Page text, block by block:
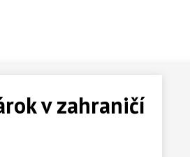
v zahraničí